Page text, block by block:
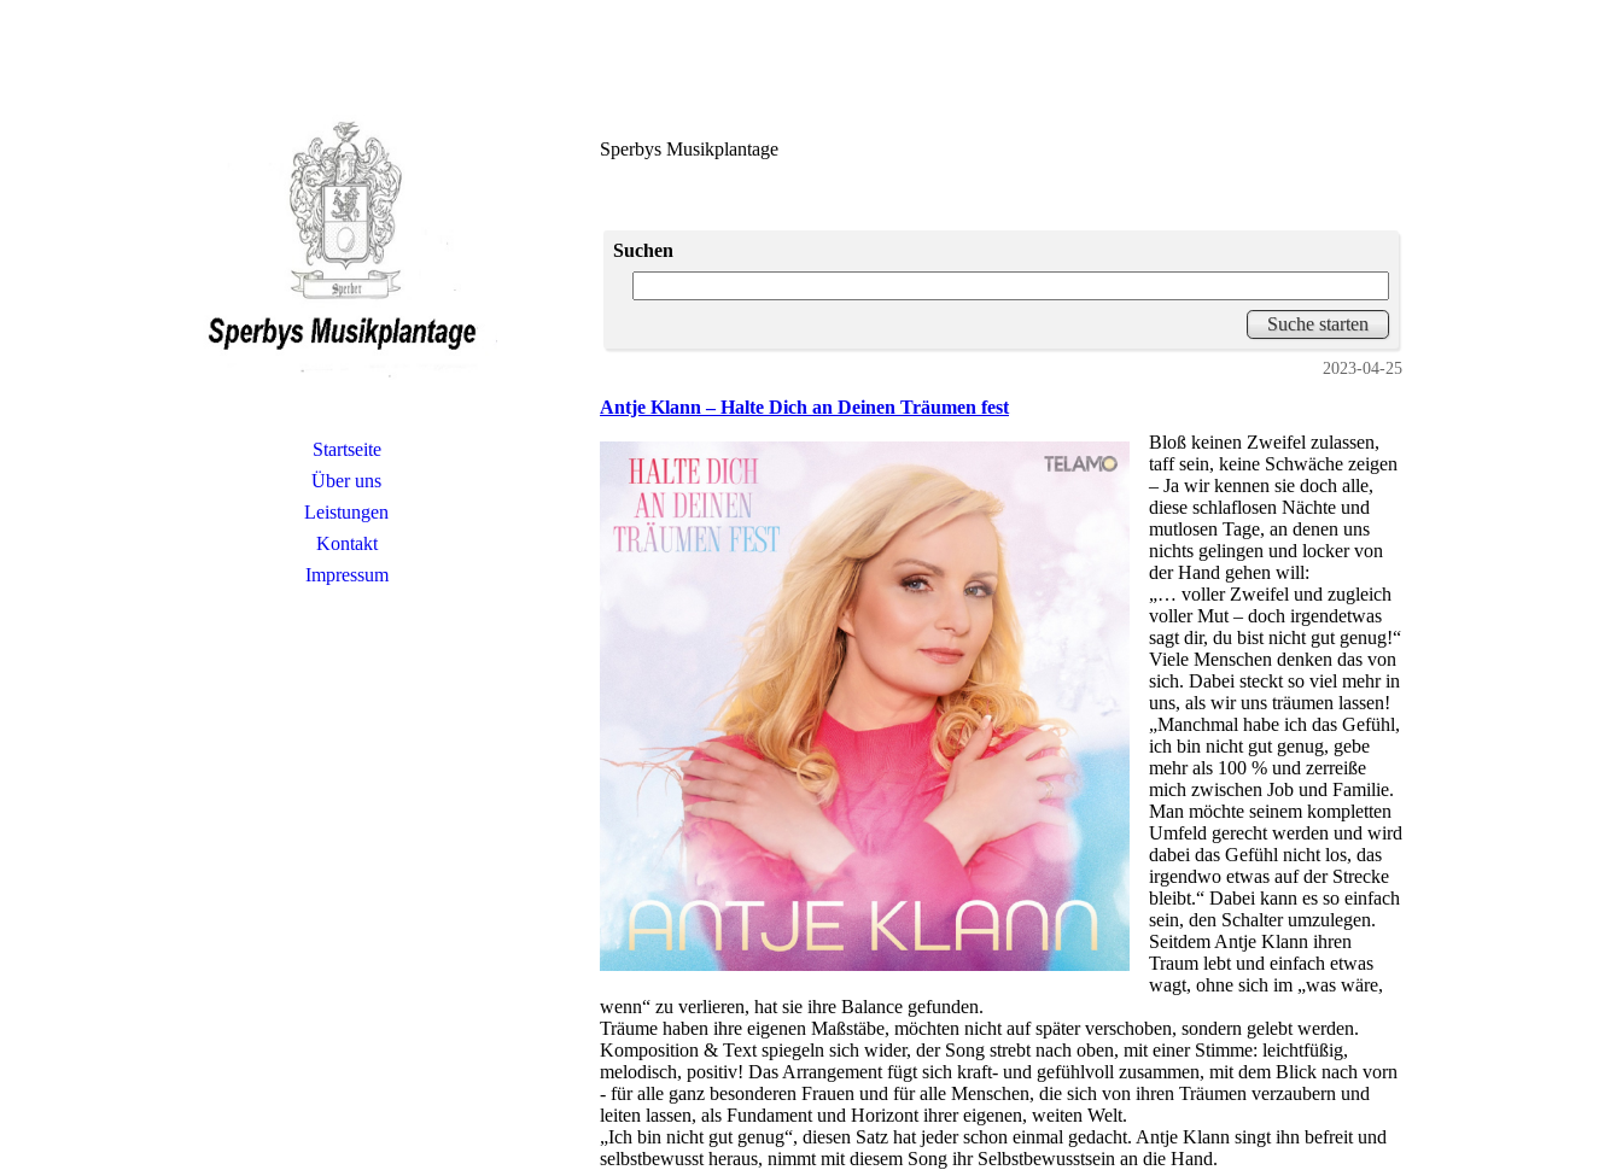
Startseite
Über uns
Leistungen
Kontakt
Impressum
Sperbys Musikplantage
Suchen
2023-04-25
Antje Klann – Halte Dich an Deinen Träumen fest
Bloß keinen Zweifel zulassen,
taff sein, keine Schwäche zeigen
– Ja wir kennen sie doch alle,
diese schlaflosen Nächte und
mutlosen Tage, an denen uns
nichts gelingen und locker von
der Hand gehen will:
„… voller Zweifel und zugleich
voller Mut – doch irgendetwas
sagt dir, du bist nicht gut genug!“
Viele Menschen denken das von
sich. Dabei steckt so viel mehr in
uns, als wir uns träumen lassen!
„Manchmal habe ich das Gefühl,
ich bin nicht gut genug, gebe
mehr als 100 % und zerreiße
mich zwischen Job und Familie.
Man möchte seinem kompletten
Umfeld gerecht werden und wird
dabei das Gefühl nicht los, das
irgendwo etwas auf der Strecke
bleibt.“ Dabei kann es so einfach
sein, den Schalter umzulegen.
Seitdem Antje Klann ihren
Traum lebt und einfach etwas
wagt, ohne sich im „was wäre,
wenn“ zu verlieren, hat sie ihre Balance gefunden.
Träume haben ihre eigenen Maßstäbe, möchten nicht auf später verschoben, sondern gelebt werden.
Komposition & Text spiegeln sich wider, der Song strebt nach oben, mit einer Stimme: leichtfüßig,
melodisch, positiv! Das Arrangement fügt sich kraft- und gefühlvoll zusammen, mit dem Blick nach vorn
- für alle ganz besonderen Frauen und für alle Menschen, die sich von ihren Träumen verzaubern und
leiten lassen, als Fundament und Horizont ihrer eigenen, weiten Welt.
„Ich bin nicht gut genug“, diesen Satz hat jeder schon einmal gedacht. Antje Klann singt ihn befreit und
selbstbewusst heraus, nimmt mit diesem Song ihr Selbstbewusstsein an die Hand.